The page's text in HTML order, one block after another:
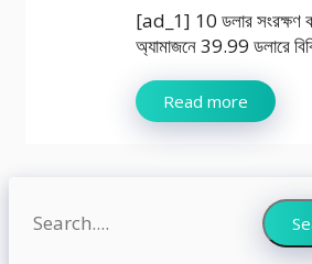
[ad_1] 10 ডলার সংরক্ষণ
অ্যামাজনে 39.99 ডলারে
Read more
Search